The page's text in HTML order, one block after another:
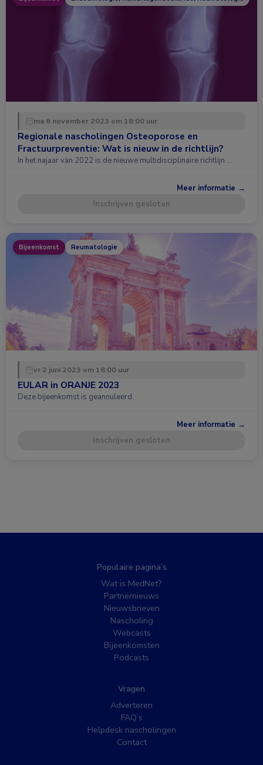
ma 6 november 2023 om 18:00 uur
Regionale nascholingen Osteoporose en
Fractuurpreventie: Wat is nieuw in de richtlijn?
In het najaar van 2022 is de nieuwe multidisciplinaire richtlijn …
Meer informatie →
Inschrijven gesloten
Bijeenkomst Reumatologie
vr 2 juni 2023 om 18:00 uur
EULAR in ORANJE 2023
Deze bijeenkomst is geannuleerd.
Meer informatie →
Inschrijven gesloten
Populaire pagina’s
Wat is MedNet?
Partnernieuws
Nieuwsbrieven
Nascholing
Webcasts
Bijeenkomsten
Podcasts
Vragen
Adverteren
FAQ’s
Helpdesk nascholingen
Contact